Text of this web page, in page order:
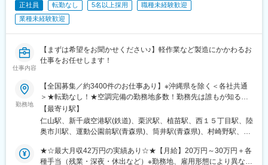
正社員 転勤なし 5名以上採用
職種未経験歓迎
業種未経験歓迎
仕事内容
【まずは希望をお聞かせください♪】軽作業など製造にかかわるお
仕事をお任せします！
勤務地
【全国募集／約3400件のお仕事あり】※沖縄県を除く＜各社共通
＞★転勤なし！★空調完備の勤務地多数！勤務先は誰もが知る大
手メーカーを中心に、自動車、半導体、家電、食品、製薬など
様々！数ある勤務地やお仕事の中から、あなたのご希望に合った
お仕事をご紹介します！＼社宅完備のお仕事もあります／U・Iタ
一部、家具家電付きの社宅や社宅費全額補助のお仕事もあり■家族
やパートナーとの入居も相談OK！（実績多数）※各種規定あり
【最寄り駅】
仁山駅、新千歳空港駅(鉄道)、栗沢駅、植苗駅、西１５丁目駅、陸
奥市川駅、運動公園前駅(青森県)、筒井駅(青森県)、村崎野駅、花
駅、大河原駅(宮城県)、愛子駅、東白石駅、多賀城駅、西古川駅、
★☆最大月収42万円の実績あり☆★【月給】20万円～30万円＋各
種手当（残業・深夜・休出など）※勤務地、雇用形態により異なり